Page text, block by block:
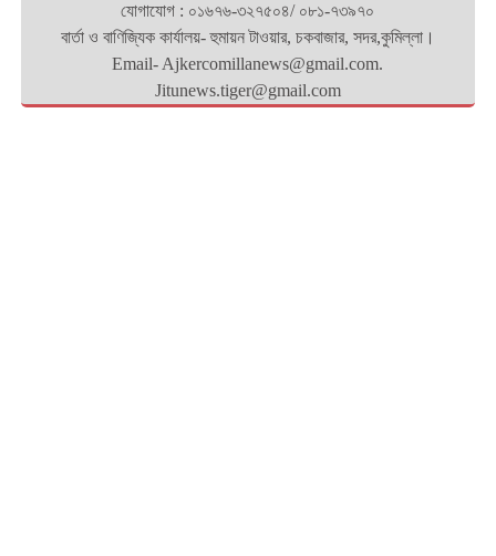
যোগাযোগ : ০১৬৭৬-৩২৭৫০৪/ ০৮১-৭৩৯৭০
বার্তা ও বাণিজ্যিক কার্যালয়- হুমায়ন টাওয়ার, চকবাজার, সদর,কুমিল্লা।
Email- Ajkercomillanews@gmail.com.
Jitunews.tiger@gmail.com